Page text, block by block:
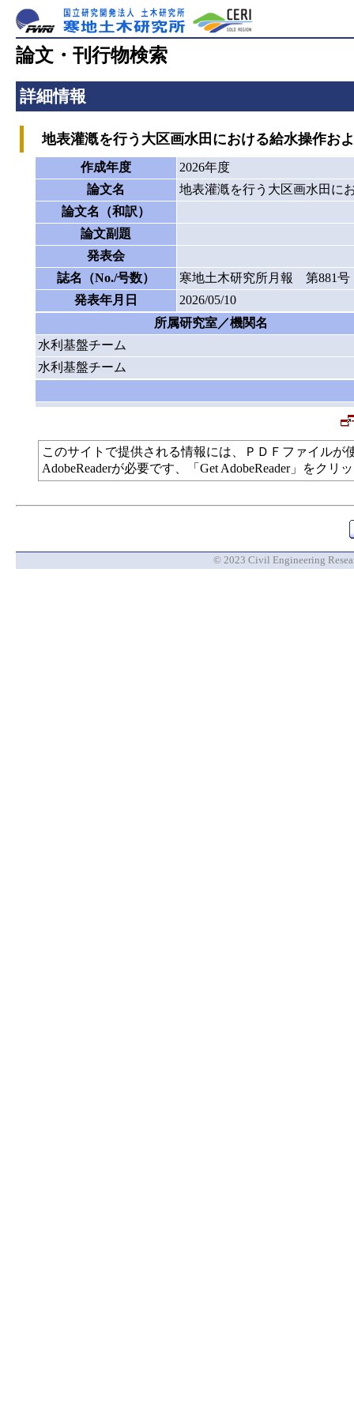
論文・刊行物検索
詳細情報
地表灌漑を行う大区画水田における給水操作お
作成年度
2026年度
論文名
地表灌漑を行う大区画水田に
論文名（和訳）
論文副題
発表会
誌名（No./号数）
寒地土木研究所月報 第881号
発表年月日
2026/05/10
所属研究室／機関名
水利基盤チーム
水利基盤チーム
このサイトで提供される情報には、ＰＤＦファイル
AdobeReaderが必要です、「Get AdobeReader」をク
© 2023 Civil Engineering